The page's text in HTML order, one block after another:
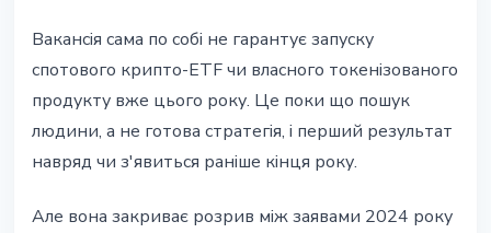
Вакансія сама по собі не гарантує запуску
спотового крипто-ETF чи власного токенізованого
продукту вже цього року. Це поки що пошук
людини, а не готова стратегія, і перший результат
навряд чи з'явиться раніше кінця року.
Але вона закриває розрив між заявами 2024 року